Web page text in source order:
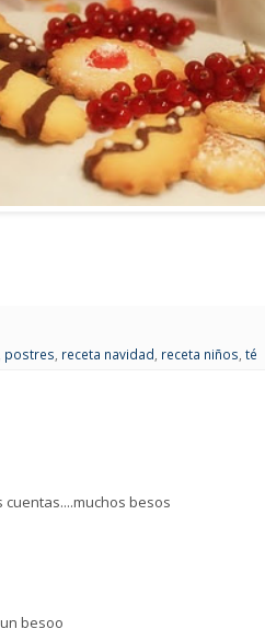
postres receta navidad receta niños té
besos
besoo